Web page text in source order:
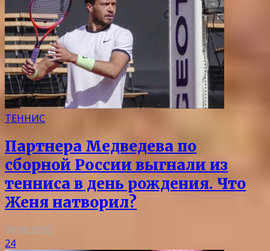
ТЕННИС
Партнера Медведева по
сборной России выгнали из
тенниса в день рождения. Что
Женя натворил?
08.08.2026
24